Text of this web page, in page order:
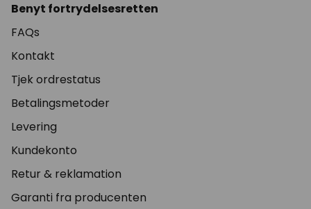
Benyt fortrydelsesretten
FAQs
Kontakt
Tjek ordrestatus
Betalingsmetoder
Levering
Kundekonto
Retur & reklamation
Garanti fra producenten